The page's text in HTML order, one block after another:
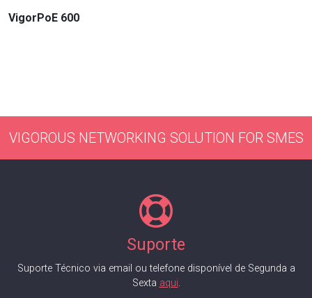
VigorPoE 600
VIGOROUS NETWORKING SOLUTION FOR SMES
Suporte
Suporte Técnico via email ou telefone disponível de Segunda a
Sexta aqui.